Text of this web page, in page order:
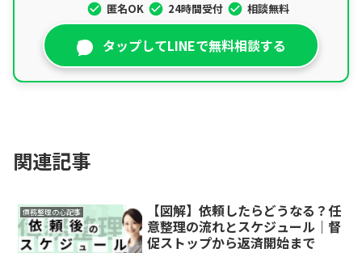
匿名OK 24時間受付 相談無料
タップしてLINEで無料相談する
関連記事
債務整理の心配事
【図解】依頼したらどうなる？任
意整理の流れとスケジュール｜督
促ストップから返済開始まで